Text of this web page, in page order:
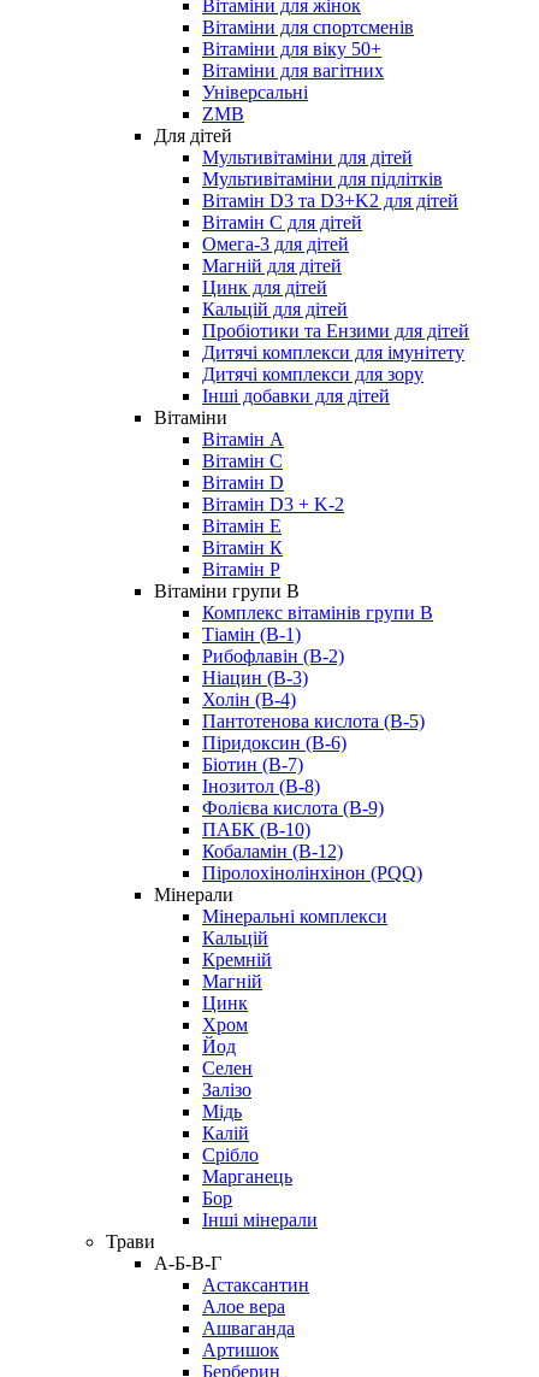
Вітаміни для жінок
Вітаміни для спортсменів
Вітаміни для віку 50+
Вітаміни для вагітних
Універсальні
ZMB
Для дітей
Мультивітаміни для дітей
Мультивітаміни для підлітків
Вітамін D3 та D3+K2 для дітей
Вітамін С для дітей
Омега-3 для дітей
Магній для дітей
Цинк для дітей
Кальцій для дітей
Пробіотики та Ензими для дітей
Дитячі комплекси для імунітету
Дитячі комплекси для зору
Інші добавки для дітей
Вітаміни
Вітамін А
Вітамін С
Вітамін D
Вітамін D3 + K-2
Вітамін Е
Вітамін К
Вітамін P
Вітаміни групи B
Комплекс вітамінів групи В
Тіамін (B-1)
Рибофлавін (В-2)
Ніацин (B-3)
Холін (В-4)
Пантотенова кислота (B-5)
Піридоксин (B-6)
Біотин (B-7)
Інозитол (B-8)
Фолієва кислота (B-9)
ПАБК (В-10)
Кобаламін (B-12)
Піролохінолінхінон (PQQ)
Мінерали
Мінеральні комплекси
Кальцій
Кремній
Магній
Цинк
Хром
Йод
Селен
Залізо
Мідь
Калій
Срібло
Марганець
Бор
Інші мінерали
Трави
А-Б-В-Г
Астаксантин
Алое вера
Ашваганда
Артишок
Берберин